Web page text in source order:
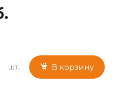
шт. В корзину